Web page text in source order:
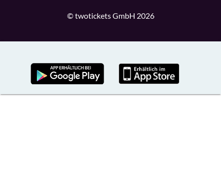
© twotickets GmbH 2026